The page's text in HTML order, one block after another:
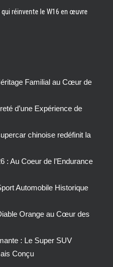
réinvente le W16 en œuvre
Familial au Cœur de
d’une Expérience de
chinoise redéfinit la
: Au Coeur de l’Endurance
Automobile Historique
Orange au Cœur des
: Le Super SUV
Conçu